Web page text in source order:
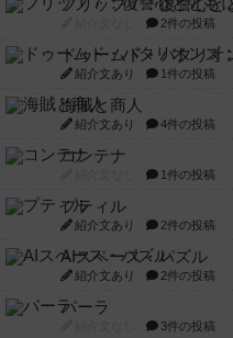
フリップ７：復讐心と
2件の投稿
ドゥームド・バタリオ
紹介文あり 1件の投稿
海賊と商人
紹介文あり 4件の投稿
コンテナ
1件の投稿
プティル
紹介文あり 2件の投稿
AIスペース・パズル
紹介文あり 2件の投稿
パーラ
3件の投稿